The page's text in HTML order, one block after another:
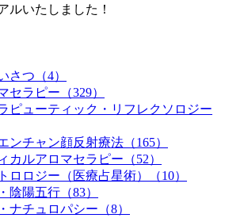
ルいたしました！
さつ（4）
セラピー（329）
ピューティック・リフレクソロジー
ンチャン顔反射療法（165）
カルアロマセラピー（52）
ロロジー（医療占星術）（10）
陰陽五行（83）
ナチュロパシー（8）